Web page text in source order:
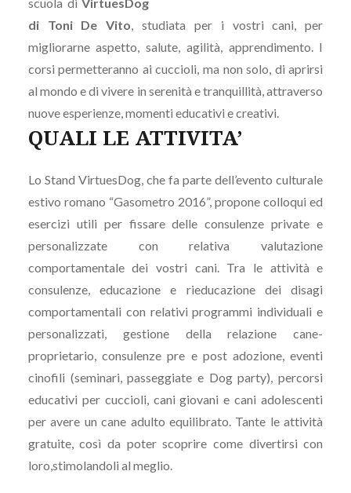
di Toni De Vito, studiata per i vostri cani, per
migliorarne aspetto, salute, agilità, apprendimento. I
corsi permetteranno ai cuccioli, ma non solo, di aprirsi
al mondo e di vivere in serenità e tranquillità, attraverso
nuove esperienze, momenti educativi e creativi.
QUALI LE ATTIVITA’
Lo Stand VirtuesDog, che fa parte dell’evento culturale
estivo romano “Gasometro 2016”, propone colloqui ed
esercizi utili per fissare delle consulenze private e
personalizzate con relativa valutazione
comportamentale dei vostri cani. Tra le attività e
consulenze, educazione e rieducazione dei disagi
comportamentali con relativi programmi individuali e
personalizzati, gestione della relazione cane-
proprietario, consulenze pre e post adozione, eventi
cinofili (seminari, passeggiate e Dog party), percorsi
educativi per cuccioli, cani giovani e cani adolescenti
per avere un cane adulto equilibrato. Tante le attività
gratuite, così da poter scoprire come divertirsi con
loro,stimolandoli al meglio.